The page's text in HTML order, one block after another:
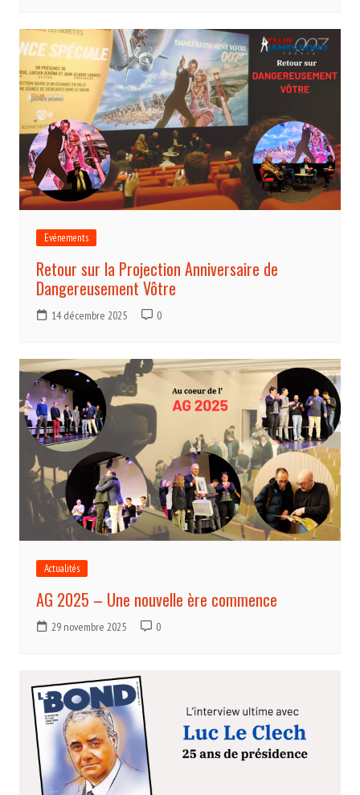
Evénements
Retour sur la Projection Anniversaire de
Dangereusement Vôtre
14 décembre 2025 0
Actualités
AG 2025 – Une nouvelle ère commence
29 novembre 2025 0